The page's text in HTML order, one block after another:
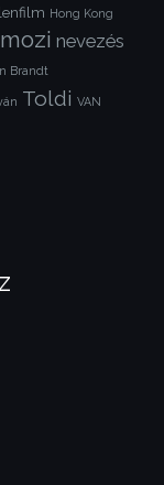
Hong Kong
mozi nevezés
Brandt
Toldi VAN